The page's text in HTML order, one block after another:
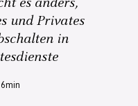
und Privates
in
6